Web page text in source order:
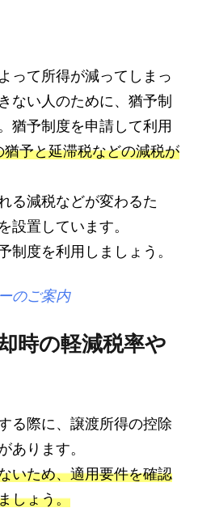
って所得が減ってしまっ
ない人のために、猶予制
猶予制度を申請して利用
猶予と延滞税などの減税が
る減税などが変わるた
設置しています。
制度を利用しましょう。
のご案内
る際に、譲渡所得の控除
あります。
いため、適用要件を確認
しょう。